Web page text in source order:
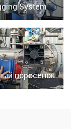
System
поросенок